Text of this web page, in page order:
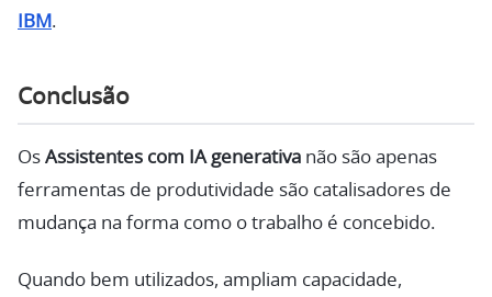
IBM.
Conclusão
Os Assistentes com IA generativa não são apenas
ferramentas de produtividade são catalisadores de
mudança na forma como o trabalho é concebido.
Quando bem utilizados, ampliam capacidade,